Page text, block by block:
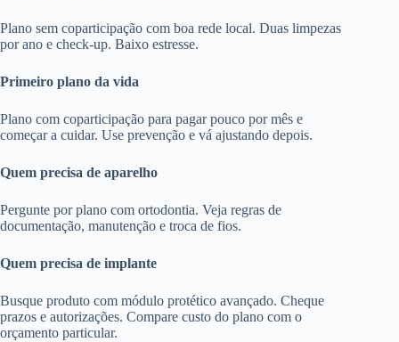
Plano sem coparticipação com boa rede local. Duas limpezas
por ano e check-up. Baixo estresse.
Primeiro plano da vida
Plano com coparticipação para pagar pouco por mês e
começar a cuidar. Use prevenção e vá ajustando depois.
Quem precisa de aparelho
Pergunte por plano com ortodontia. Veja regras de
documentação, manutenção e troca de fios.
Quem precisa de implante
Busque produto com módulo protético avançado. Cheque
prazos e autorizações. Compare custo do plano com o
orçamento particular.